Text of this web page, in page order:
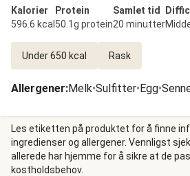
Kalorier
596.6 kcal
Protein
50.1g protein
Samlet tid
20 minutter
Under 650 kcal Rask
Allergener:Melk•Sulfitter•Egg•
Les etiketten på produktet for å finne
ingredienser og allergener. Vennligst
allerede har hjemme for å sikre at de
kostholdsbehov.